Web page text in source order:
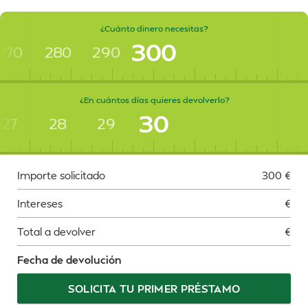
¿Cuánto dinero necesitas?
280 290 300
¿En cuántos días quieres devolverlo?
27 28 29 30
Importe solicitado 300 €
Intereses €
Total a devolver €
Fecha de devolución
SOLICITA TU PRIMER PRÉSTAMO